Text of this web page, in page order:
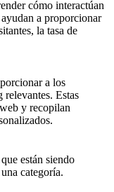
cómo interactúan
a proporcionar
la tasa de
a los
relevantes. Estas
y recopilan
están siendo
categoría.